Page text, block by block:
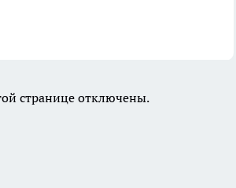
странице отключены.